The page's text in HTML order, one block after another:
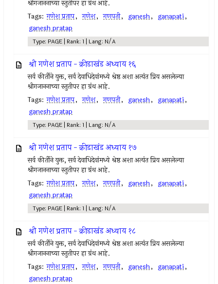
श्रीगजाननाच्या स्तुतीपर हा ग्रंथ आहे.
Tags: गणेश प्रताप, गणेश, गणपती, ganesh, ganapati,
ganesh pratap
Type: PAGE | Rank: 1 | Lang: N/A
श्री गणेश प्रताप - क्रीडाखंड अध्याय १६
सर्व कीर्तीने युक्त, सर्व देवाधिदेवांमध्ये श्रेष्ठ अशा अत्यंत प्रिय असलेल्या
श्रीगजाननाच्या स्तुतीपर हा ग्रंथ आहे.
Tags: गणेश प्रताप, गणेश, गणपती, ganesh, ganapati,
ganesh pratap
Type: PAGE | Rank: 1 | Lang: N/A
श्री गणेश प्रताप - क्रीडाखंड अध्याय १७
सर्व कीर्तीने युक्त, सर्व देवाधिदेवांमध्ये श्रेष्ठ अशा अत्यंत प्रिय असलेल्या
श्रीगजाननाच्या स्तुतीपर हा ग्रंथ आहे.
Tags: गणेश प्रताप, गणेश, गणपती, ganesh, ganapati,
ganesh pratap
Type: PAGE | Rank: 1 | Lang: N/A
श्री गणेश प्रताप - क्रीडाखंड अध्याय १८
सर्व कीर्तीने युक्त, सर्व देवाधिदेवांमध्ये श्रेष्ठ अशा अत्यंत प्रिय असलेल्या
श्रीगजाननाच्या स्तुतीपर हा ग्रंथ आहे.
Tags: गणेश प्रताप, गणेश, गणपती, ganesh, ganapati,
ganesh pratap